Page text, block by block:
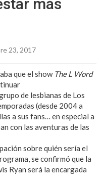
más
23, 2017
que el show The L Word
de lesbianas de Los
(desde 2004 a
a sus fans… en especial a
con las aventuras de las
sobre quién sería el
se confirmó que la
Ryan será la encargada